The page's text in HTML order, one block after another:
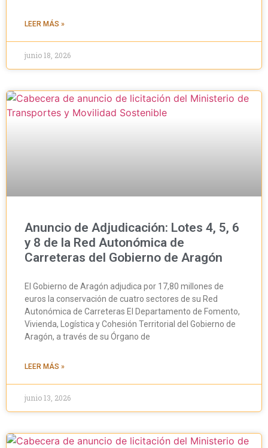
LEER MÁS »
junio 18, 2026
Anuncio de Adjudicación: Lotes 4, 5, 6
y 8 de la Red Autonómica de
Carreteras del Gobierno de Aragón
El Gobierno de Aragón adjudica por 17,80 millones de
euros la conservación de cuatro sectores de su Red
Autonómica de Carreteras El Departamento de Fomento,
Vivienda, Logística y Cohesión Territorial del Gobierno de
Aragón, a través de su Órgano de
LEER MÁS »
junio 13, 2026